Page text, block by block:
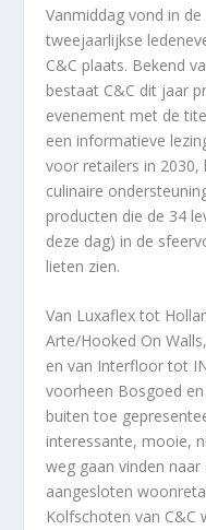
Vanmiddag vond in
tweejaarlijkse
C&C plaats. Bekend
bestaat C&C dit jaar
evenement met de
een informatieve
voor retailers in 2030,
culinaire
producten die de 34
deze dag) in de
lieten zien.
Van Luxaflex tot
Arte/Hooked On
en van Interfloor tot
voorheen Bosgoed
buiten toe
interessante, mooie,
weg gaan vinden
aangesloten
Kolfschoten van C&C